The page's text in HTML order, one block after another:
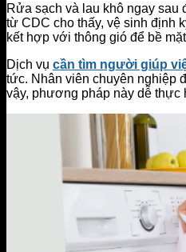
Rửa sạch và lau khô ngay sau
từ CDC cho thấy, vệ sinh định
kết hợp với thông gió để bề
Dịch vụ cần tìm người giúp
tức. Nhân viên chuyên nghiệp
vậy, phương pháp này dễ thực